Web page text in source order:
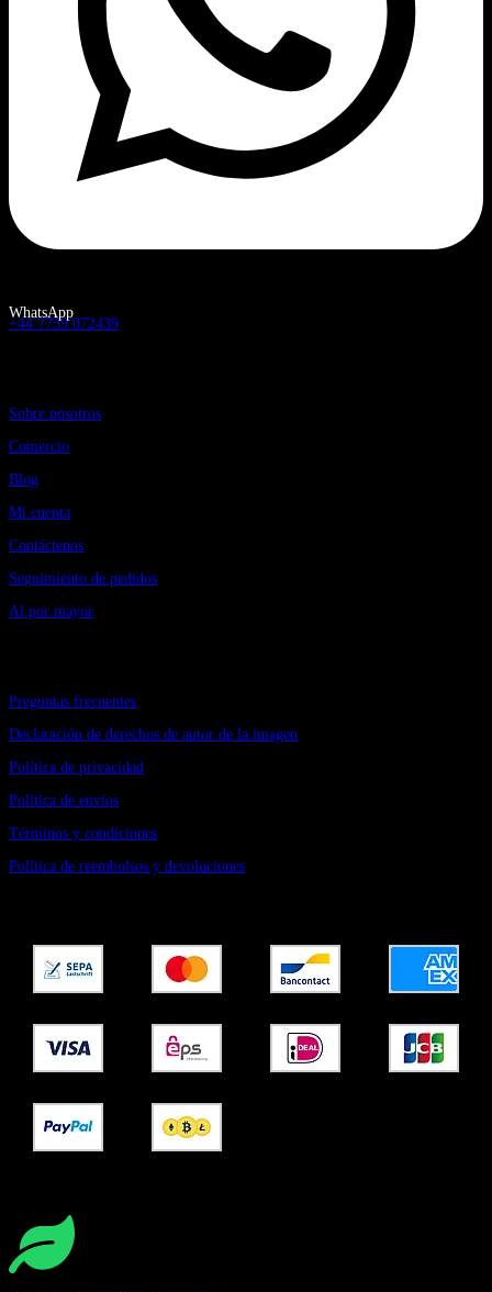
WhatsApp
+44 7759 072439
Sobre nosotros
Comercio
Blog
Mi cuenta
Contáctenos
Seguimiento de pedidos
Al por mayor
Preguntas frecuentes
Declaración de derechos de autor de la imagen
Política de privacidad
Política de envíos
Términos y condiciones
Política de reembolsos y devoluciones